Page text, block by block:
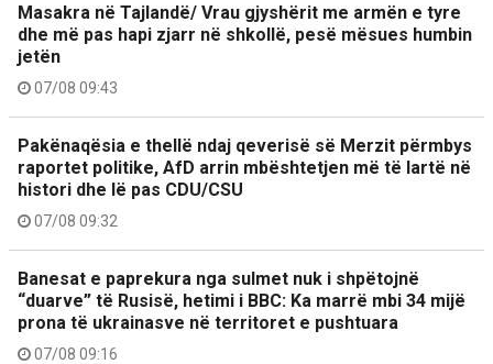
Masakra në Tajlandë/ Vrau gjyshërit me armën e tyre
dhe më pas hapi zjarr në shkollë, pesë mësues humbin
jetën
07/08 09:43
Pakënaqësia e thellë ndaj qeverisë së Merzit përmbys
raportet politike, AfD arrin mbështetjen më të lartë në
histori dhe lë pas CDU/CSU
07/08 09:32
Banesat e paprekura nga sulmet nuk i shpëtojnë
“duarve” të Rusisë, hetimi i BBC: Ka marrë mbi 34 mijë
prona të ukrainasve në territoret e pushtuara
07/08 09:16